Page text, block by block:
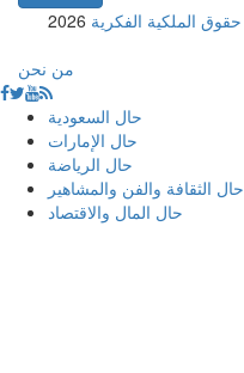
2026
من نحن
حال السعودية
حال الإمارات
حال الرياضة
حال الثقافة والفن والمشاهير
حال المال والاقتصاد